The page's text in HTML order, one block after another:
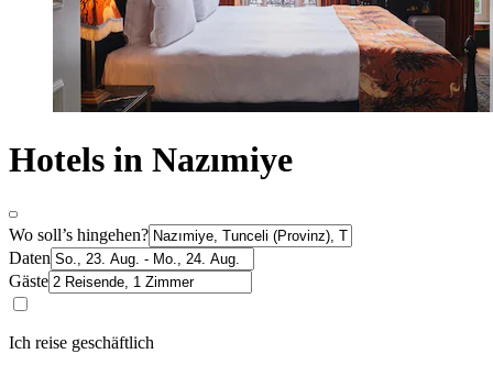
Hotels in Nazımiye
Wo soll’s hingehen?
Daten
Gäste
Ich reise geschäftlich